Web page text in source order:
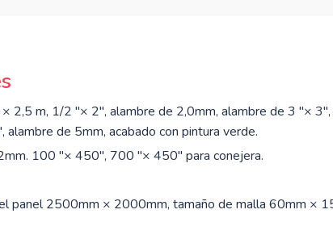
2,5 m, 1/2 "× 2", alambre de 2,0mm, alambre de 3 "×
de 5mm, acabado con pintura verde.
100 "× 450", 700 "× 450" para conejera.
panel 2500mm × 2000mm, tamaño de malla 60mm ×